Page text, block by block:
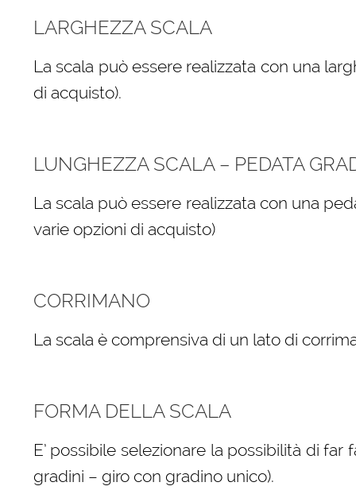
LARGHEZZA SCALA
La scala può essere realizzata con una
di acquisto).
LUNGHEZZA SCALA – PEDATA
La scala può essere realizzata con una
varie opzioni di acquisto)
CORRIMANO
La scala è comprensiva di un lato di
FORMA DELLA SCALA
E’ possibile selezionare la possibilità di
gradini – giro con gradino unico).